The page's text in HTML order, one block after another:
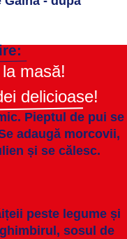
Pieptul de pui se
adaugă morcovii,
și se călesc.
peste legume și
sosul de
masă!
delicioase!